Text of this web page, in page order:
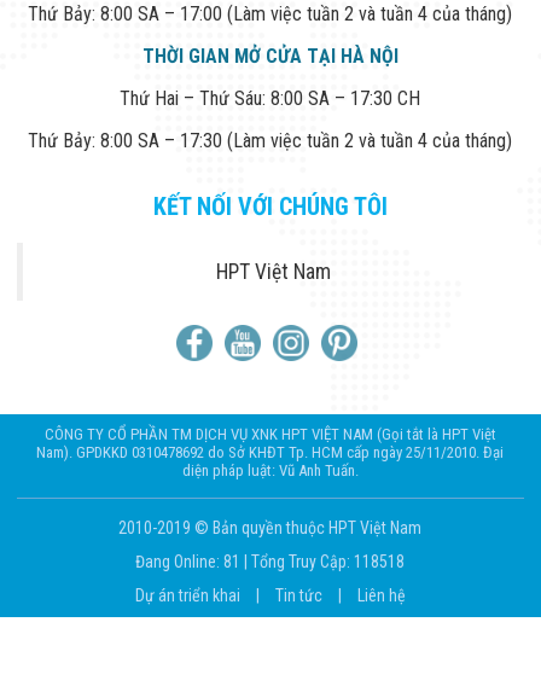
Thứ Bảy: 8:00 SA – 17:00 (Làm việc tuần 2 và tuần 4 của tháng)
THỜI GIAN MỞ CỬA TẠI HÀ NỘI
Thứ Hai – Thứ Sáu: 8:00 SA – 17:30 CH
Thứ Bảy: 8:00 SA – 17:30 (Làm việc tuần 2 và tuần 4 của tháng)
KẾT NỐI VỚI CHÚNG TÔI
HPT Việt Nam
CÔNG TY CỔ PHẦN TM DỊCH VỤ XNK HPT VIỆT NAM (Gọi tắt là HPT Việt
Nam). GPDKKD 0310478692 do Sở KHĐT Tp. HCM cấp ngày 25/11/2010. Đại
diện pháp luật: Vũ Anh Tuấn.
2010-2019 © Bản quyền thuộc HPT Việt Nam
Đang Online: 81
|Tổng Truy Cập: 118518
Dự án triển khai
Tin tức Liên hệ